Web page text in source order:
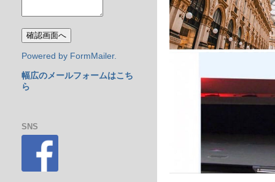
Powered by FormMailer.
幅広のメールフォームはこち
ら
SNS